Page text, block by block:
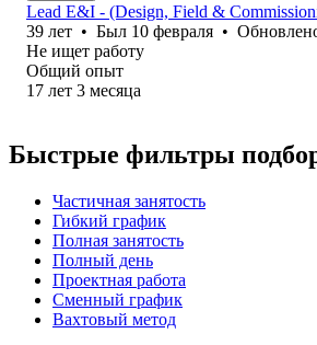
Lead E&I - (Design, Field &
39 лет • Был 10 февраля •
Не ищет работу
Общий опыт
17 лет 3 месяца
Быстрые фильтры
Частичная занятость
Гибкий график
Полная занятость
Полный день
Проектная работа
Сменный график
Вахтовый метод